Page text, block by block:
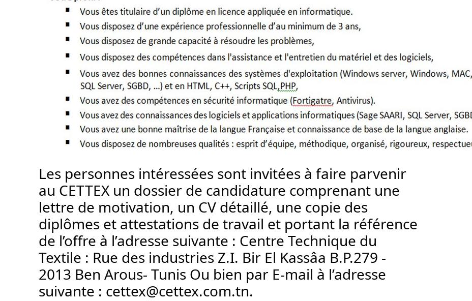
Les personnes intéressées sont invitées à faire parvenir
au CETTEX un dossier de candidature comprenant une
lettre de motivation, un CV détaillé, une copie des
diplômes et attestations de travail et portant la référence
de l’offre à l’adresse suivante : Centre Technique du
Textile : Rue des industries Z.I. Bir El Kassâa B.P.279 -
2013 Ben Arous- Tunis Ou bien par E-mail à l’adresse
suivante : cettex@cettex.com.tn.